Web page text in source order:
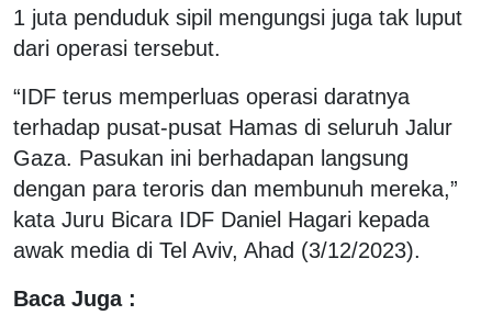
1 juta penduduk sipil mengungsi juga tak luput
dari operasi tersebut.
“IDF terus memperluas operasi daratnya
terhadap pusat-pusat Hamas di seluruh Jalur
Gaza. Pasukan ini berhadapan langsung
dengan para teroris dan membunuh mereka,”
kata Juru Bicara IDF Daniel Hagari kepada
awak media di Tel Aviv, Ahad (3/12/2023).
Baca Juga :